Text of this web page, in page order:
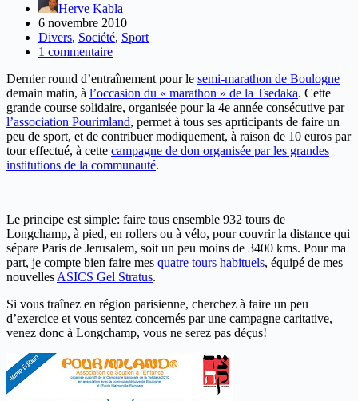
Herve Kabla
6 novembre 2010
Divers, Société, Sport
1 commentaire
Dernier round d’entraînement pour le semi-marathon de Boulogne
demain matin, à l’occasion du « marathon » de la Tsedaka. Cette
grande course solidaire, organisée pour la 4e année consécutive par
l’association Pourimland, permet à tous ses aprticipants de faire un
peu de sport, et de contribuer modiquement, à raison de 10 euros par
tour effectué, à cette campagne de don organisée par les grandes
institutions de la communauté.
Le principe est simple: faire tous ensemble 932 tours de
Longchamp, à pied, en rollers ou à vélo, pour couvrir la distance qui
sépare Paris de Jerusalem, soit un peu moins de 3400 kms. Pour ma
part, je compte bien faire mes quatre tours habituels, équipé de mes
nouvelles ASICS Gel Stratus.
Si vous traînez en région parisienne, cherchez à faire un peu
d’exercice et vous sentez concernés par une campagne caritative,
venez donc à Longchamp, vous ne serez pas déçus!